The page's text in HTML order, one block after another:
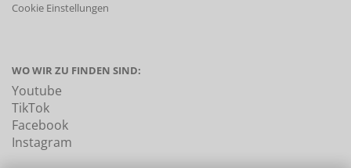
Cookie Einstellungen
WO WIR ZU FINDEN SIND:
Youtube
TikTok
Facebook
Instagram